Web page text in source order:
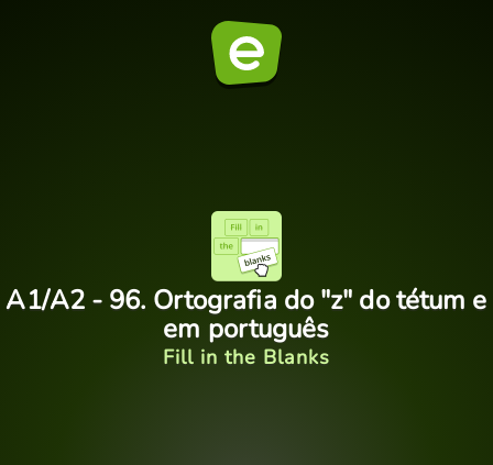
A1/A2 - 96. Ortografia do "z" do tétum e
em português
Fill in the Blanks